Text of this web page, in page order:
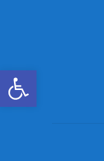
Ανοίξτε τη γραμμή εργαλείων